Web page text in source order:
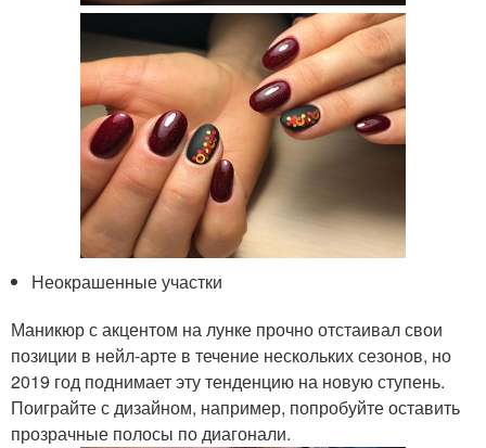
Неокрашенные участки
Маникюр с акцентом на лунке прочно отстаивал свои
позиции в нейл-арте в течение нескольких сезонов, но
2019 год поднимает эту тенденцию на новую ступень.
Поиграйте с дизайном, например, попробуйте оставить
прозрачные полосы по диагонали.